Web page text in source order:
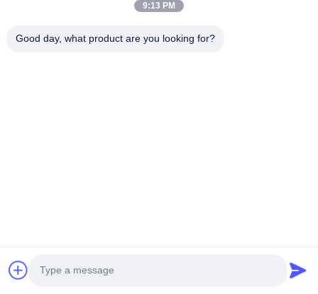
9:13 PM
Good day, what product are you looking for?